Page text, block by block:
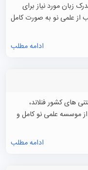
زبان مورد نیاز برای
از علمی نو به صورت کامل
ادامه مطلب
های کشور فنلاند،
موسسه علمی نو کامل و
ادامه مطلب